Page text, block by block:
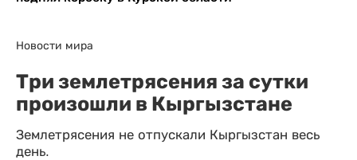
Новости мира
Три землетрясения за сутки
произошли в Кыргызстане
Землетрясения не отпускали Кыргызстан весь
день.